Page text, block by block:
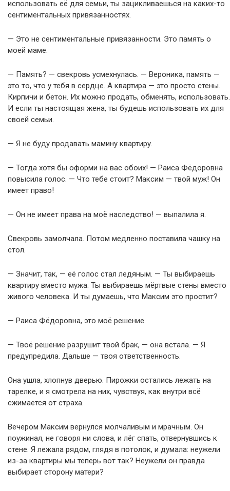
использовать её для семьи, ты зацикливаешься на каких-то
сентиментальных привязанностях.
— Это не сентиментальные привязанности. Это память о
моей маме.
— Память? — свекровь усмехнулась. — Вероника, память —
это то, что у тебя в сердце. А квартира — это просто стены.
Кирпичи и бетон. Их можно продать, обменять, использовать.
И если ты настоящая жена, ты будешь использовать их для
своей семьи.
— Я не буду продавать мамину квартиру.
— Тогда хотя бы оформи на вас обоих! — Раиса Фёдоровна
повысила голос. — Что тебе стоит? Максим — твой муж! Он
имеет право!
— Он не имеет права на моё наследство! — выпалила я.
Свекровь замолчала. Потом медленно поставила чашку на
стол.
— Значит, так, — её голос стал ледяным. — Ты выбираешь
квартиру вместо мужа. Ты выбираешь мёртвые стены вместо
живого человека. И ты думаешь, что Максим это простит?
— Раиса Фёдоровна, это моё решение.
— Твоё решение разрушит твой брак, — она встала. — Я
предупредила. Дальше — твоя ответственность.
Она ушла, хлопнув дверью. Пирожки остались лежать на
тарелке, и я смотрела на них, чувствуя, как внутри всё
сжимается от страха.
Вечером Максим вернулся молчаливым и мрачным. Он
поужинал, не говоря ни слова, и лёг спать, отвернувшись к
стене. Я лежала рядом, глядя в потолок, и думала: неужели
из-за квартиры мы теперь вот так? Неужели он правда
выбирает сторону матери?